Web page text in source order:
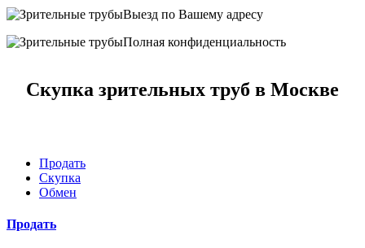
Выезд по Вашему адресу
Полная конфиденциальность
Скупка зрительных труб в Москве
Продать
Скупка
Обмен
Продать